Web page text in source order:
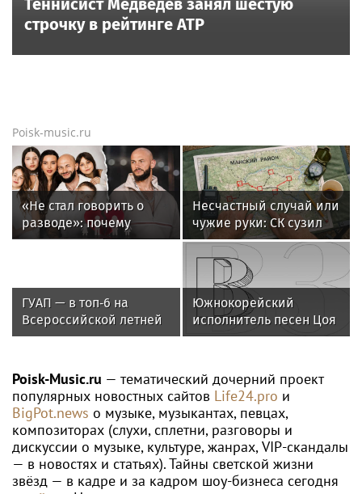
Теннисист Медведев занял шестую
строчку в рейтинге ATP
Poisk-music.ru
«Не стал говорить о
разводе»: почему
Джиган после
главным своих детей
Несчастный случай или
чужие руки: СК сузил
загадку Усольцевых до
двух версий
ГУАП — в топ‑6 на
Всероссийской летней
Универсиаде по
ориентированию
Южнокорейский
исполнитель песен Цоя
Сон Вон Соп захотел
Poisk-Music.ru — тематический дочерний проект
популярных новостных сайтов Life24.pro и
BigPot.news о музыке, музыкантах, певцах,
композиторах (слухи, сплетни, разговоры и
дискуссии о музыке, культуре, жанрах, VIP-скандалы
— в новостях и статьях). Тайны светской жизни
звёзд — в кадре и за кадром шоу-бизнеса сегодня